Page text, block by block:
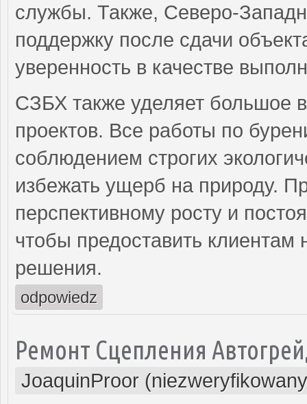
службы. Также, Северо-
поддержку после сдачи
уверенность в качестве
СЗБХ также уделяет большое
проектов. Все работы по
соблюдением строгих
избежать ущерб на природу.
перспективному росту и
чтобы предоставить
решения.
odpowiedz
Ремонт Сцепления
JoaquinProor